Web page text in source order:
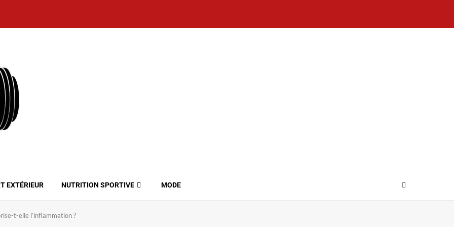
EXTÉRIEUR NUTRITION SPORTIVE MODE
t-elle l’inflammation ?